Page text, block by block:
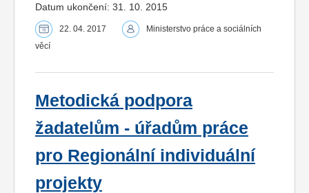
Datum ukončení: 31. 10. 2015
22. 04. 2017
Ministerstvo práce a sociálních
věcí
Metodická podpora
žadatelům - úřadům práce
pro Regionální individuální
projekty